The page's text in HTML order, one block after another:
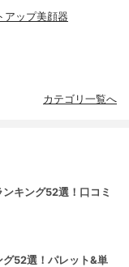
アップ美顔器
カテゴリ一覧へ
キング52選！口コミ
グ52選！パレット&単